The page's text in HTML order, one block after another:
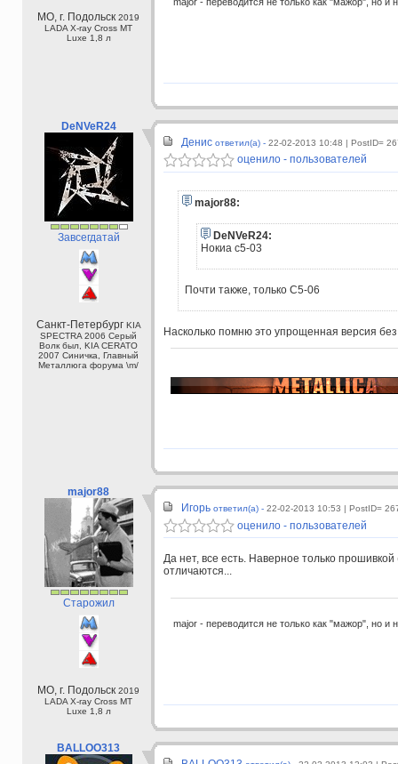
МО, г. Подольск 2019
LADA X-ray Cross МТ
Luxe 1,8 л
DeNVeR24
Завсегдатай
Санкт-Петербург KIA
SPECTRA 2006 Серый
Волк был, KIA CERATO
2007 Синичка, Главный
Металлюга форума \m/
Денис ответил(а) - 22-02-2013 10:48 | PostID=
оценило - пользователей
major88:
DeNVeR24:
Нокиа c5-03
Почти также, только С5-06
Насколько помню это упрощенная версия
major88
Старожил
МО, г. Подольск 2019
LADA X-ray Cross МТ
Luxe 1,8 л
Игорь ответил(а) - 22-02-2013 10:53 | PostID=
оценило - пользователей
Да нет, все есть. Наверное только
отличаются...
major - переводится не только как "мажор", но и
BALLOO313